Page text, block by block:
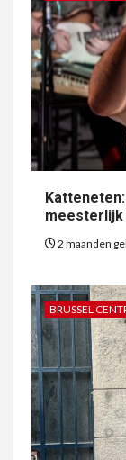
2 maanden
BRUSSEL